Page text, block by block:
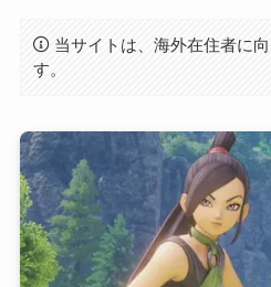
当サイトは、海外在住者に
す。